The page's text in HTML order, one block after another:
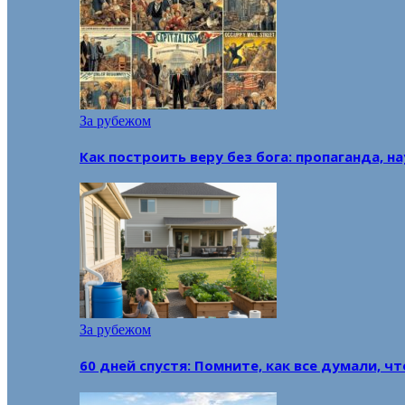
За рубежом
Как построить веру без бога: пропаганда,
За рубежом
60 дней спустя: Помните, как все думали,